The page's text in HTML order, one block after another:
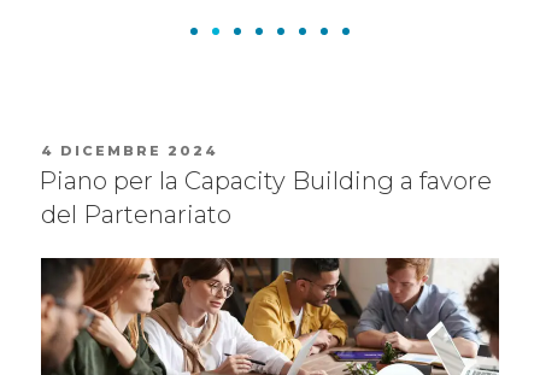
4 DICEMBRE 2024
Piano per la Capacity Building a favore
del Partenariato